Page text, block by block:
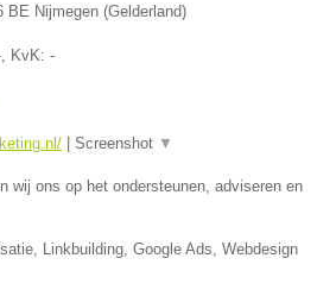
BE Nijmegen (Gelderland)
, KvK: -
| Screenshot ▼
wij ons op het ondersteunen, adviseren en
Linkbuilding, Google Ads, Webdesign